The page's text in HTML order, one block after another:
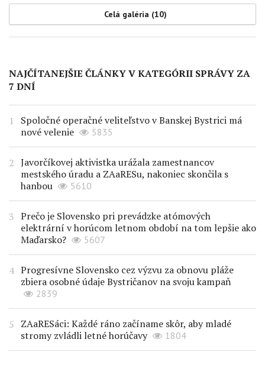
Celá galéria (10)
NAJČÍTANEJŠIE ČLÁNKY V KATEGÓRII SPRÁVY ZA
7 DNÍ
Spoločné operačné veliteľstvo v Banskej Bystrici má
nové velenie
5835
Javorčíkovej aktivistka urážala zamestnancov
mestského úradu a ZAaRESu, nakoniec skončila s
hanbou
5610
Prečo je Slovensko pri prevádzke atómových
elektrární v horúcom letnom období na tom lepšie ako
Maďarsko?
5607
Progresívne Slovensko cez výzvu za obnovu pláže
zbiera osobné údaje Bystričanov na svoju kampaň
2839
ZAaRESáci: Každé ráno začíname skôr, aby mladé
stromy zvládli letné horúčavy
1804